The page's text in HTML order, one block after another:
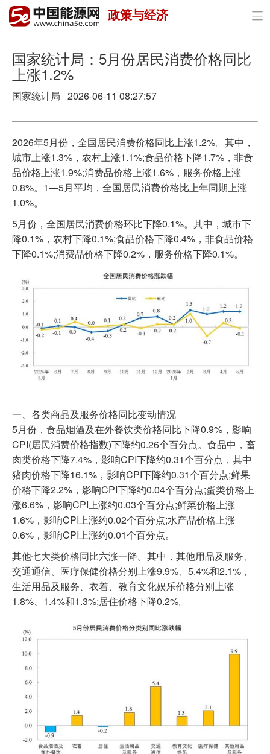
首页
政策与经济
电力
新能源
节能环保
分布式能源
政策与经济 
​国家统计局：5月份居民消费价格同比
上涨1.2%
国家统计局 2026-06-11 08:27:57
2026年5月份，全国居民消费价格同比上涨1.2%。其中，
城市上涨1.3%，农村上涨1.1%;食品价格下降1.7%，非食
品价格上涨1.9%;消费品价格上涨1.6%，服务价格上涨
0.8%。1­­—5月平均，全国居民消费价格比上年同期上涨
1.0%。
5月份，全国居民消费价格环比下降0.1%。其中，城市下
降0.1%，农村下降0.1%;食品价格下降0.4%，非食品价格
下降0.1%;消费品价格下降0.2%，服务价格下降0.1%。
一、各类商品及服务价格同比变动情况
5月份，食品烟酒及在外餐饮类价格同比下降0.9%，影响
CPI(居民消费价格指数)下降约0.26个百分点。食品中，畜
肉类价格下降7.4%，影响CPI下降约0.31个百分点，其中
猪肉价格下降16.1%，影响CPI下降约0.31个百分点;鲜果
价格下降2.2%，影响CPI下降约0.04个百分点;蛋类价格上
涨6.6%，影响CPI上涨约0.03个百分点;鲜菜价格上涨
1.6%，影响CPI上涨约0.02个百分点;水产品价格上涨
0.6%，影响CPI上涨约0.01个百分点。
其他七大类价格同比六涨一降。其中，其他用品及服务、
交通通信、医疗保健价格分别上涨9.9%、5.4%和2.1%，
生活用品及服务、衣着、教育文化娱乐价格分别上涨
1.8%、1.4%和1.3%;居住价格下降0.2%。